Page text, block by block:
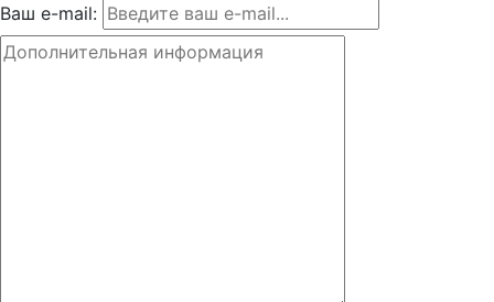
Ваш e-mail: